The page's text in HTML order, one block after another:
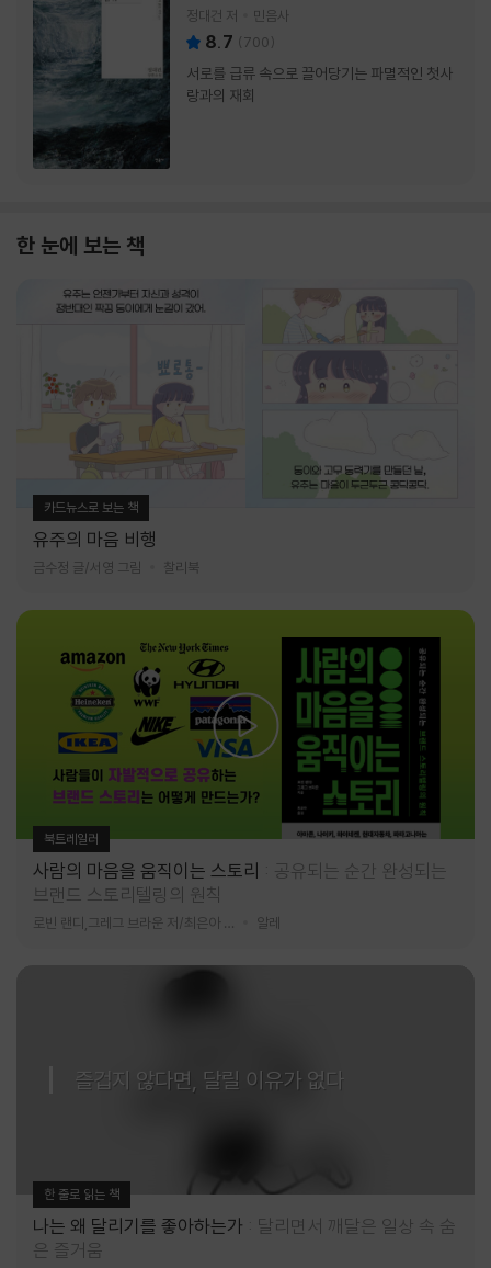
정대건 저 민음사
8.7 (700)
서로를 급류 속으로 끌어당기는 파멸적인 첫사
랑과의 재회
한 눈에 보는 책
카드뉴스로 보는 책
유주의 마음 비행
금수정 글/서영 그림 찰리북
북트레일러
사람의 마음을 움직이는 스토리
공유되는 순간 완성되는
브랜드 스토리텔링의 원칙
알레
즐겁지 않다면, 달릴 이유가 없다
한 줄로 읽는 책
나는 왜 달리기를 좋아하는가
달리면서 깨달은 일상 속 숨
은 즐거움